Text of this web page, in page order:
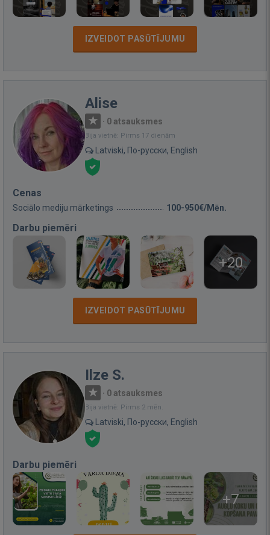
IZVEIDOT PASŪTĪJUMU
Alise
· 0 atsauksmes
Bija vietnē: Pirms 17 dienām
Latviski, По-русски, English
Cenas
Sociālo mediju mārketings 100-950€/Mēn.
Darbu piemēri
+20
IZVEIDOT PASŪTĪJUMU
Ilze S.
· 0 atsauksmes
Bija vietnē: Pirms 2 mēn.
Latviski, По-русски, English
Darbu piemēri
+7